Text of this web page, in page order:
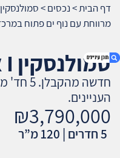
מרווחת עם נוף ים פתוח במרכז
2. אודות U נכסים
דף הבית>נכסים>
מרווחת עם נוף ים פתוח
סמולנסקין I אחוזה I חיפה
חדשה
העניינים.
₪3,790,000
5 חדרים | 120 מ”ר